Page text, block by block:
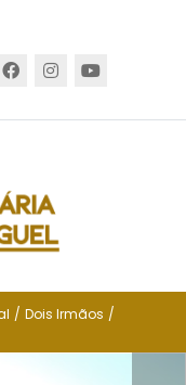
/ Dois Irmãos /